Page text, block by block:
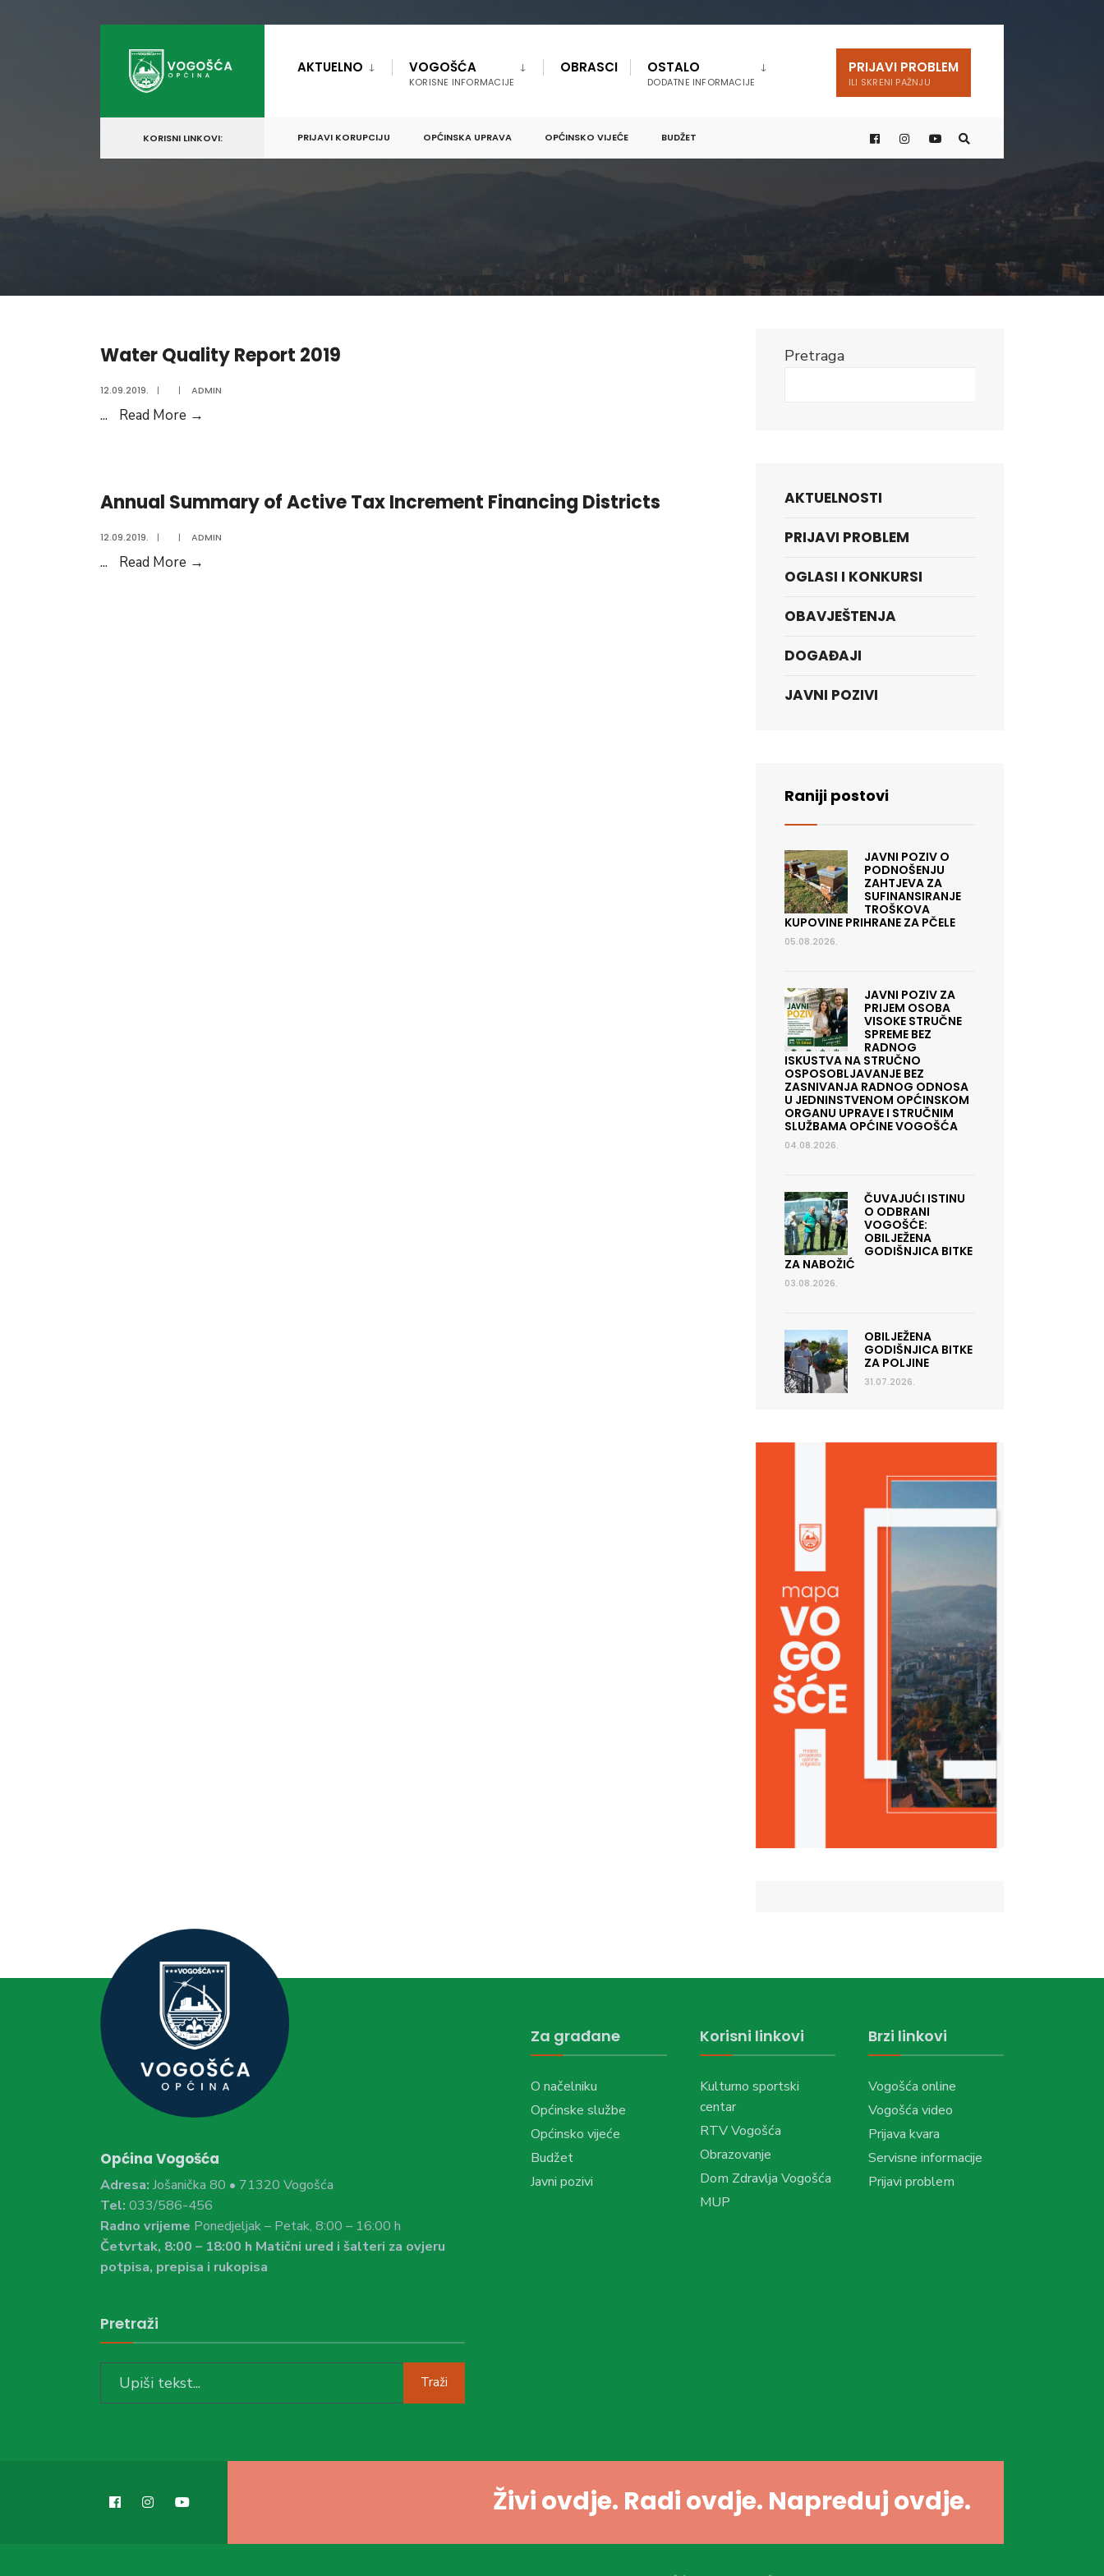
content
AKTUELNO VOGOŠĆA
KORISNE INFORMACIJE
OBRASCI OSTALO
DODATNE INFORMACIJE
PRIJAVI PROBLEM
ILI SKRENI PAŽNJU
KORISNI LINKOVI: PRIJAVI KORUPCIJU OPĆINSKA UPRAVA OPĆINSKO VIJEĆE BUDŽET
Water Quality Report 2019
12.09.2019. | | ADMIN
... Read More →
Annual Summary of Active Tax Increment Financing Districts
12.09.2019. | | ADMIN
... Read More →
Pretraga
AKTUELNOSTI
PRIJAVI PROBLEM
OGLASI I KONKURSI
OBAVJEŠTENJA
DOGAĐAJI
JAVNI POZIVI
Raniji postovi
JAVNI POZIV O
PODNOŠENJU
ZAHTJEVA ZA
SUFINANSIRANJE
TROŠKOVA
KUPOVINE PRIHRANE ZA PČELE
05.08.2026.
JAVNI POZIV ZA
PRIJEM OSOBA
VISOKE STRUČNE
SPREME BEZ
RADNOG
ISKUSTVA NA STRUČNO
OSPOSOBLJAVANJE BEZ
ZASNIVANJA RADNOG ODNOSA
U JEDNINSTVENOM OPĆINSKOM
ORGANU UPRAVE I STRUČNIM
SLUŽBAMA OPĆINE VOGOŠĆA
04.08.2026.
ČUVAJUĆI ISTINU
O ODBRANI
VOGOŠĆE:
OBILJEŽENA
GODIŠNJICA BITKE
ZA NABOŽIĆ
03.08.2026.
OBILJEŽENA
GODIŠNJICA BITKE
ZA POLJINE
31.07.2026.
Općina Vogošća
Adresa: Jošanička 80 • 71320 Vogošća
Tel: 033/586-456
Radno vrijeme Ponedjeljak – Petak, 8:00 – 16:00 h
Četvrtak, 8:00 – 18:00 h Matični ured i šalteri za ovjeru
potpisa, prepisa i rukopisa
Pretraži
Traži
Za građane
O načelniku
Općinske službe
Općinsko vijeće
Budžet
Javni pozivi
Korisni linkovi
Kulturno sportski
centar
RTV Vogošća
Obrazovanje
Dom Zdravlja Vogošća
MUP
Brzi linkovi
Vogošća online
Vogošća video
Prijava kvara
Servisne informacije
Prijavi problem
Živi ovdje. Radi ovdje. Napreduj ovdje.